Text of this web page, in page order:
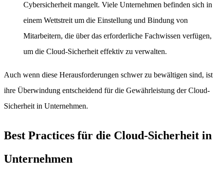
Cybersicherheit mangelt. Viele Unternehmen befinden sich in
einem Wettstreit um die Einstellung und Bindung von
Mitarbeitern, die über das erforderliche Fachwissen verfügen,
um die Cloud-Sicherheit effektiv zu verwalten.
Auch wenn diese Herausforderungen schwer zu bewältigen sind, ist
ihre Überwindung entscheidend für die Gewährleistung der Cloud-
Sicherheit in Unternehmen.
Best Practices für die Cloud-Sicherheit in
Unternehmen